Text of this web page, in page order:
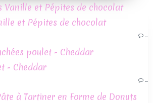
Vanille et Pépites de chocolat
poulet - Cheddar
à Tartiner en Forme de Donuts